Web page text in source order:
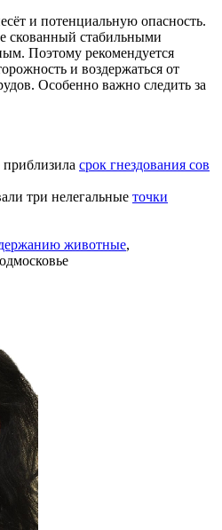
и потенциальную опасность.
скованный стабильными
Поэтому рекомендуется
и воздержаться от
Особенно важно следить за
срок гнездования сов
три нелегальные точки
животные,